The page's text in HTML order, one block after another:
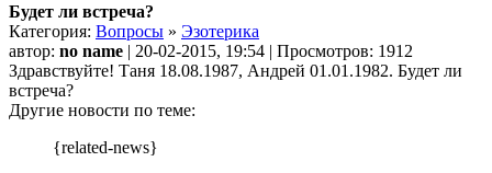
Будет ли встреча?
Категория: Вопросы » Эзотерика
автор: no name | 20-02-2015, 19:54 | Просмотров: 1912
Здравствуйте! Таня 18.08.1987, Андрей 01.01.1982. Будет ли
встреча?
Другие новости по теме:
{related-news}